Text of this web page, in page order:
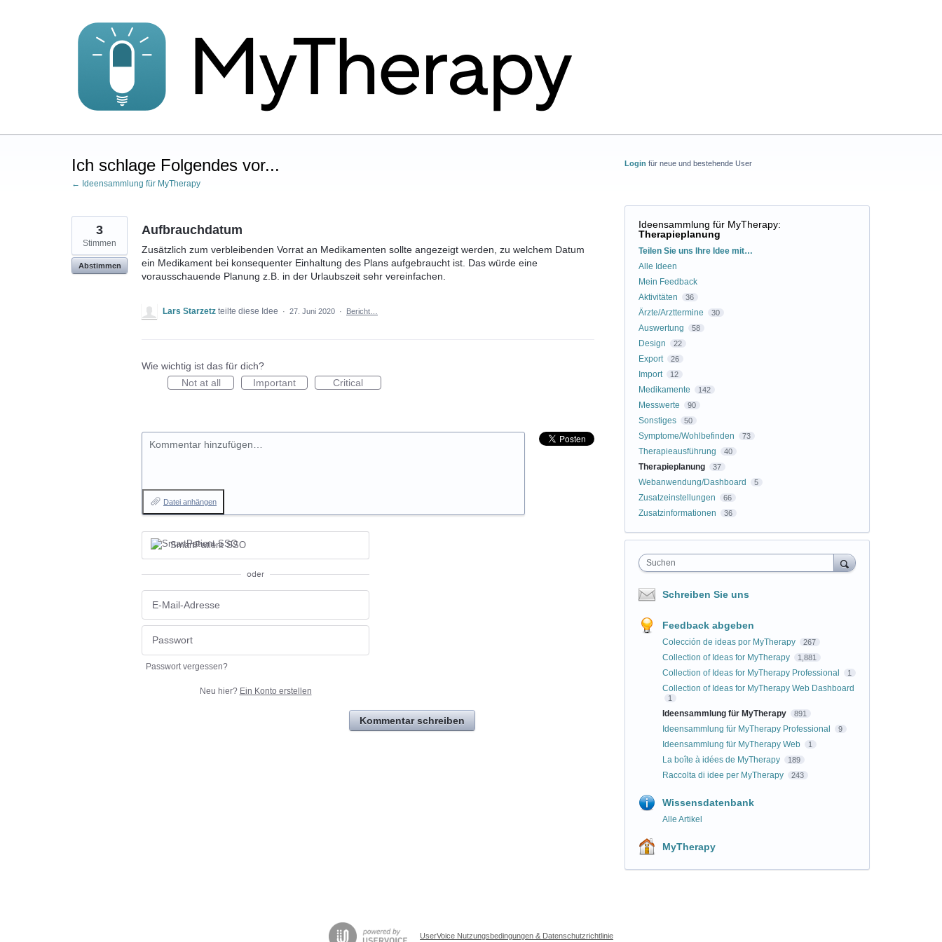
Ich schlage Folgendes vor...
← Ideensammlung für MyTherapy
Aufbrauchdatum
Zusätzlich zum verbleibenden Vorrat an Medikamenten sollte angezeigt werden, zu welchem Datum
ein Medikament bei konsequenter Einhaltung des Plans aufgebraucht ist. Das würde eine
vorausschauende Planung z.B. in der Urlaubszeit sehr vereinfachen.
3
Stimmen
Abstimmen
Lars Starzetz teilte diese Idee · 27. Juni 2020 · Bericht…
Wie wichtig ist das für dich?
Not at all
Important Critical
Kommentar hinzufügen…
Datei anhängen
SmartPatient SSO
oder
Passwort vergessen?
Neu hier? Ein Konto erstellen
Kommentar schreiben
Login für neue und bestehende User
Ideensammlung für MyTherapy:
Therapieplanung
Kategorien
Teilen Sie uns Ihre Idee mit…
Alle Ideen
Mein Feedback
Aktivitäten
36
Ärzte/Arzttermine 30
Auswertung 58
Design 22
Export 26
Import 12
Medikamente 142
Messwerte 90
Sonstiges 50
Symptome/Wohlbefinden 73
Therapieausführung 40
Therapieplanung 37
Webanwendung/Dashboard 5
Zusatzeinstellungen 66
Zusatzinformationen 36
Suchen
Schreiben Sie uns
Feedback abgeben
Colección de ideas por MyTherapy 267
Collection of Ideas for MyTherapy 1,881
Collection of Ideas for MyTherapy Professional 1
Collection of Ideas for MyTherapy Web Dashboard
1
Ideensammlung für MyTherapy 891
Ideensammlung für MyTherapy Professional 9
Ideensammlung für MyTherapy Web 1
La boîte à idées de MyTherapy 189
Raccolta di idee per MyTherapy 243
Wissensdatenbank
Alle Artikel
MyTherapy
UserVoice Nutzungsbedingungen & Datenschutzrichtlinie